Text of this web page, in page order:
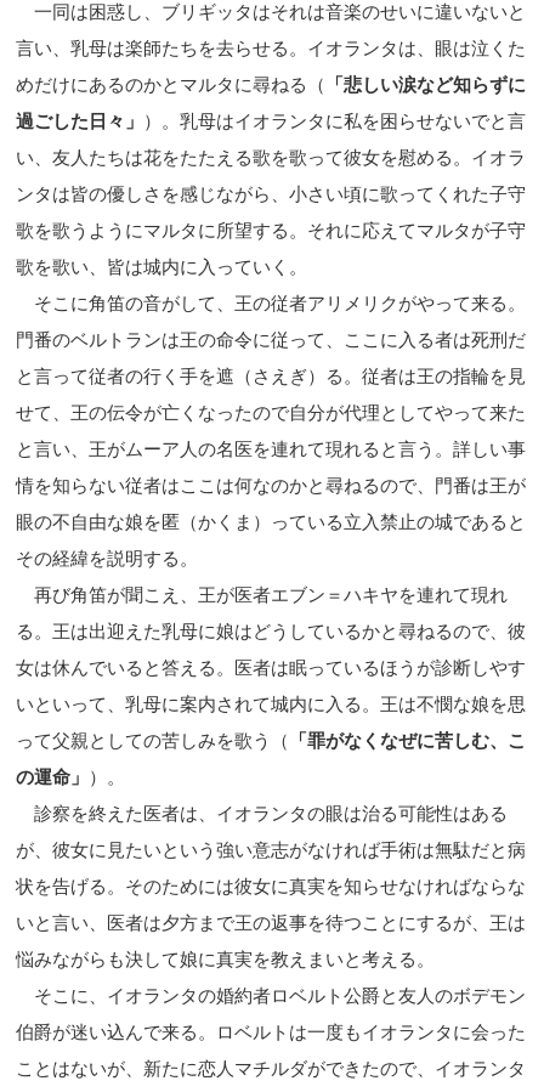
一同は困惑し、ブリギッタはそれは音楽のせいに違いないと
言い、乳母は楽師たちを去らせる。イオランタは、眼は泣くた
めだけにあるのかとマルタに尋ねる（
「悲しい涙など知らずに
過ごした日々」 ）。乳母はイオランタに私を困らせないでと言
い、友人たちは花をたたえる歌を歌って彼女を慰める。イオラ
ンタは皆の優しさを感じながら、小さい頃に歌ってくれた子守
歌を歌うようにマルタに所望する。それに応えてマルタが子守
歌を歌い、皆は城内に入っていく。
そこに角笛の音がして、王の従者アリメリクがやって来る。
門番のベルトランは王の命令に従って、ここに入る者は死刑だ
と言って従者の行く手を遮（さえぎ）る。従者は王の指輪を見
せて、王の伝令が亡くなったので自分が代理としてやって来た
と言い、王がムーア人の名医を連れて現れると言う。詳しい事
情を知らない従者はここは何なのかと尋ねるので、門番は王が
眼の不自由な娘を匿（かくま）っている立入禁止の城であると
その経緯を説明する。
再び角笛が聞こえ、王が医者エブン＝ハキヤを連れて現れ
る。王は出迎えた乳母に娘はどうしているかと尋ねるので、彼
女は休んでいると答える。医者は眠っているほうが診断しやす
いといって、乳母に案内されて城内に入る。王は不憫な娘を思
って父親としての苦しみを歌う（
「罪がなくなぜに苦しむ、こ
の運命」 ）。
診察を終えた医者は、イオランタの眼は治る可能性はある
が、彼女に見たいという強い意志がなければ手術は無駄だと病
状を告げる。そのためには彼女に真実を知らせなければならな
いと言い、医者は夕方まで王の返事を待つことにするが、王は
悩みながらも決して娘に真実を教えまいと考える。
そこに、イオランタの婚約者ロベルト公爵と友人のボデモン
伯爵が迷い込んで来る。ロベルトは一度もイオランタに会った
ことはないが、新たに恋人マチルダができたので、イオランタ